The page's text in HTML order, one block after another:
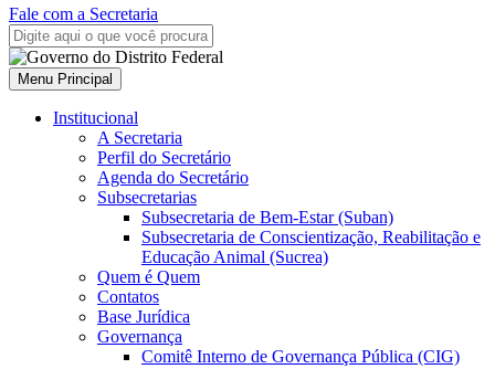
Fale com a Secretaria
Menu Principal
Institucional
A Secretaria
Perfil do Secretário
Agenda do Secretário
Subsecretarias
Subsecretaria de Bem-Estar (Suban)
Subsecretaria de Conscientização, Reabilitação e
Educação Animal (Sucrea)
Quem é Quem
Contatos
Base Jurídica
Governança
Comitê Interno de Governança Pública (CIG)